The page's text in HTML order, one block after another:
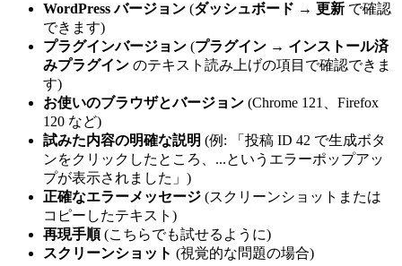
WordPress バージョン (ダッシュボード → 更新 で確認
できます)
プラグインバージョン (プラグイン → インストール済
みプラグイン のテキスト読み上げの項目で確認できま
す)
お使いのブラウザとバージョン (Chrome 121、Firefox
120 など)
試みた内容の明確な説明 (例: 「投稿 ID 42 で生成ボタ
ンをクリックしたところ、...というエラーポップアッ
プが表示されました」)
正確なエラーメッセージ (スクリーンショットまたは
コピーしたテキスト)
再現手順(こちらでも試せるように)
スクリーンショット (視覚的な問題の場合)